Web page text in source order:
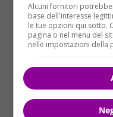
Alcuni fornitori
base dell'interesse
le tue opzioni qui sotto.
pagina o nel menu del
nelle impostazioni della